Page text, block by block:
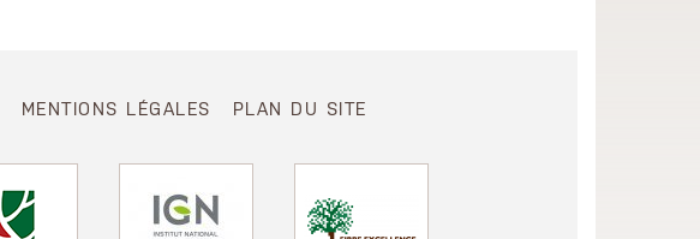
MENTIONS LÉGALES PLAN DU SITE